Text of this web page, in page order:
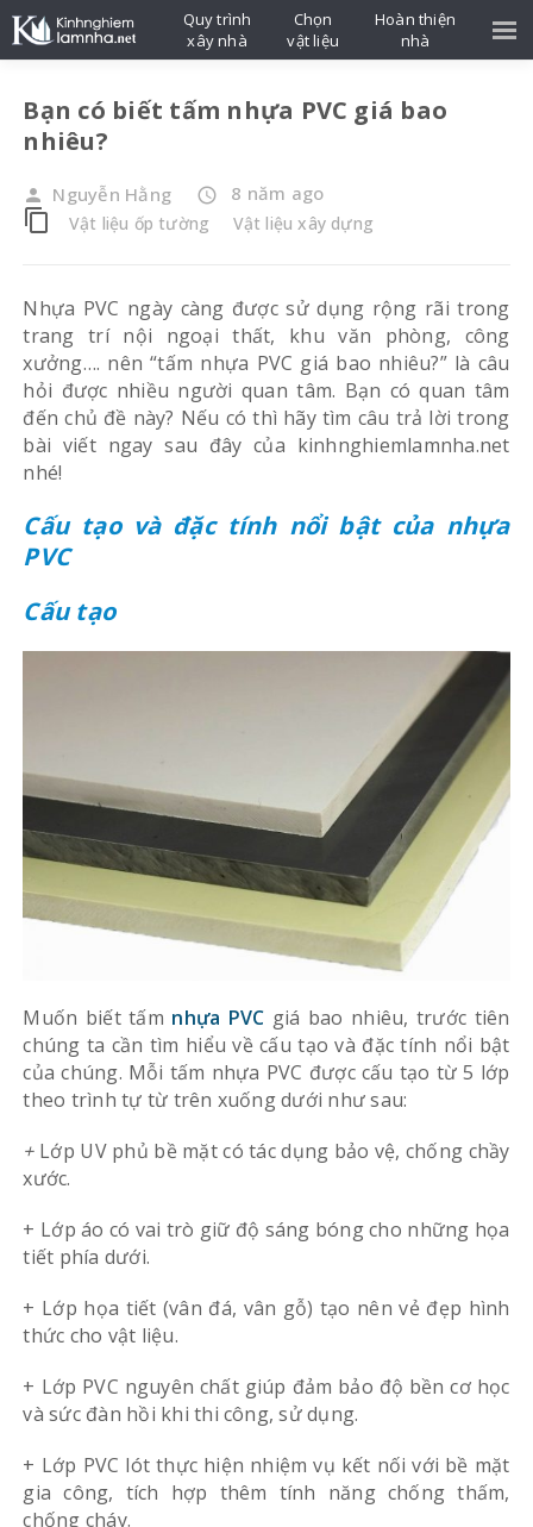
Bạn có biết tấm nhựa PVC giá bao
nhiêu?
person Nguyễn Hằng access_time 8 năm ago
content_copy Vật liệu ốp tường Vật liệu xây dựng
Nhựa PVC ngày càng được sử dụng rộng rãi trong
trang trí nội ngoại thất, khu văn phòng, công
xưởng…. nên “tấm nhựa PVC giá bao nhiêu?” là câu
hỏi được nhiều người quan tâm. Bạn có quan tâm
đến chủ đề này? Nếu có thì hãy tìm câu trả lời trong
bài viết ngay sau đây của kinhnghiemlamnha.net
nhé!
Cấu tạo và đặc tính nổi bật của nhựa
PVC
Cấu tạo
Muốn biết tấm nhựa PVC giá bao nhiêu, trước tiên
chúng ta cần tìm hiểu về cấu tạo và đặc tính nổi bật
của chúng. Mỗi tấm nhựa PVC được cấu tạo từ 5 lớp
theo trình tự từ trên xuống dưới như sau:
+ Lớp UV phủ bề mặt có tác dụng bảo vệ, chống chầy
xước.
+ Lớp áo có vai trò giữ độ sáng bóng cho những họa
tiết phía dưới.
+ Lớp họa tiết (vân đá, vân gỗ) tạo nên vẻ đẹp hình
thức cho vật liệu.
+ Lớp PVC nguyên chất giúp đảm bảo độ bền cơ học
và sức đàn hồi khi thi công, sử dụng.
+ Lớp PVC lót thực hiện nhiệm vụ kết nối với bề mặt
gia công, tích hợp thêm tính năng chống thấm,
chống cháy.
Quy trình
xây nhà
Chọn
vật liệu
Hoàn thiện
nhà